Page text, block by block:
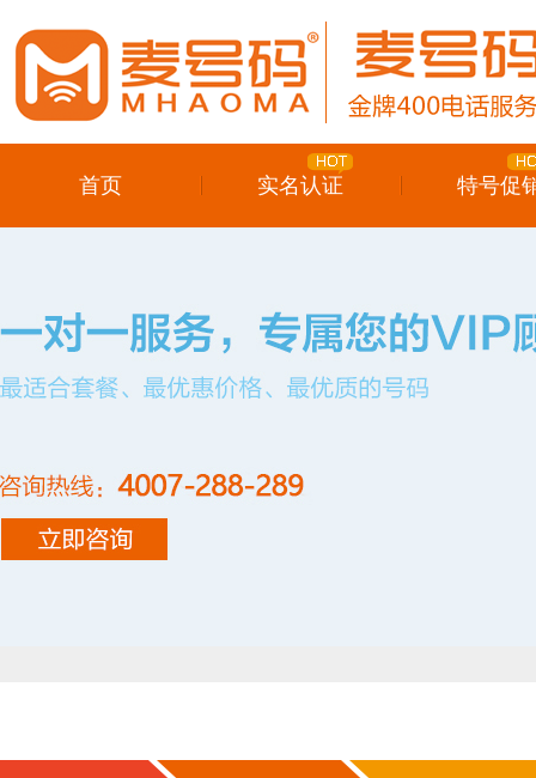
首页 实名认证 特号促